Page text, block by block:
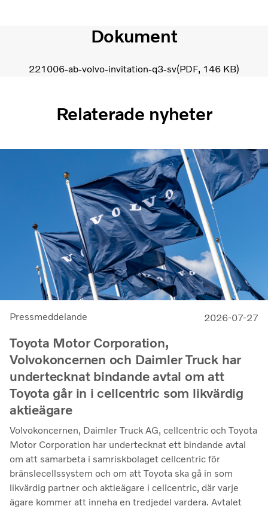
Dokument
221006-ab-volvo-invitation-q3-sv PDF 146 KB
Relaterade nyheter
Pressmeddelande 2026-07-27
Toyota Motor Corporation,
Volvokoncernen och Daimler Truck har
undertecknat bindande avtal om att
Toyota går in i cellcentric som likvärdig
aktieägare
Volvokoncernen, Daimler Truck AG, cellcentric och Toyota
Motor Corporation har undertecknat ett bindande avtal
om att samarbeta i samriskbolaget cellcentric för
bränslecellssystem och om att Toyota ska gå in som
likvärdig partner och aktieägare i cellcentric, där varje
ägare kommer att inneha en tredjedel vardera. Avtalet